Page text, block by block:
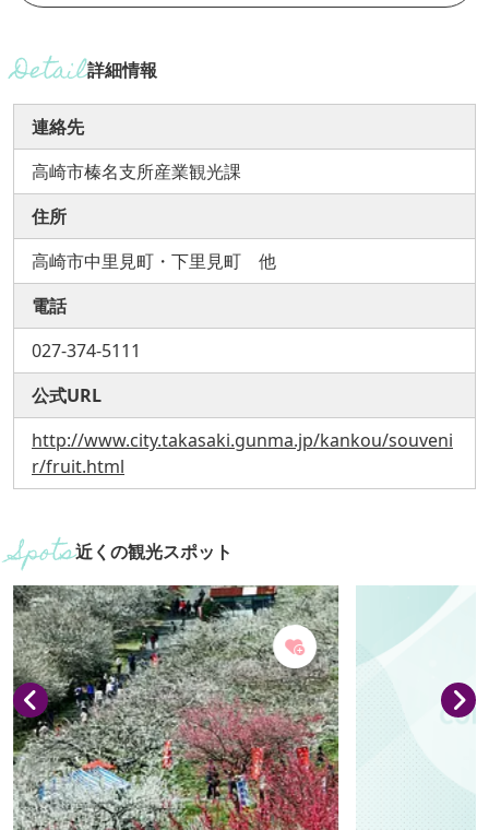
詳細情報
連絡先
高崎市榛名支所産業観光課
住所
高崎市中里見町・下里見町 他
電話
027-374-5111
公式URL
http://www.city.takasaki.gunma.jp/kankou/souveni
r/fruit.html
近くの観光スポット